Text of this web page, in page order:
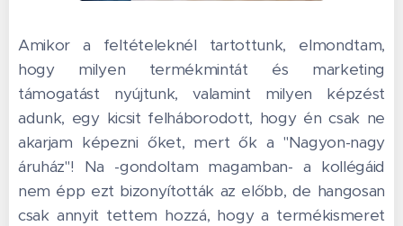
Amikor a feltételeknél tartottunk, elmondtam,
hogy milyen termékmintát és marketing
támogatást nyújtunk, valamint milyen képzést
adunk, egy kicsit felháborodott, hogy én csak ne
akarjam képezni őket, mert ők a "Nagyon-nagy
áruház"! Na -gondoltam magamban- a kollégáid
nem épp ezt bizonyították az előbb, de hangosan
csak annyit tettem hozzá, hogy a termékismeret